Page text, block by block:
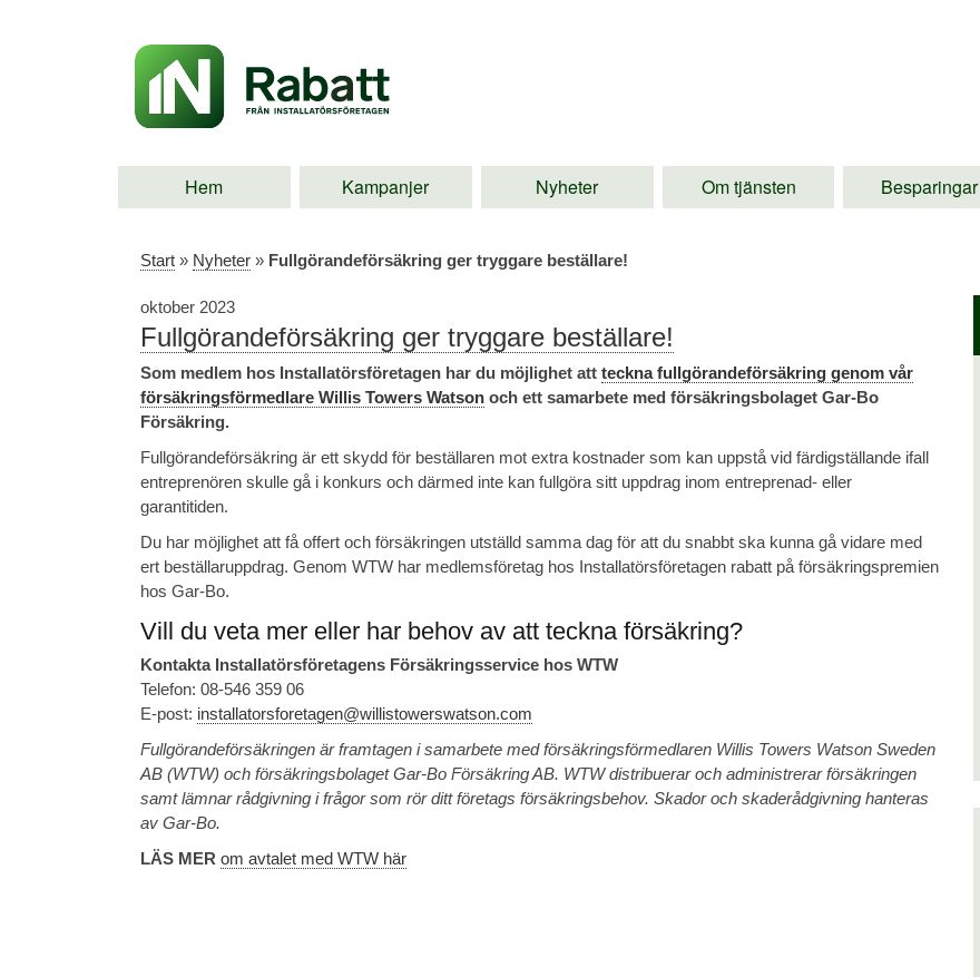
Hem Kampanjer Nyheter Om tjänsten Besparingar
Start » Nyheter » Fullgörandeförsäkring ger tryggare beställare!
oktober 2023
Fullgörandeförsäkring ger tryggare beställare!
Som medlem hos Installatörsföretagen har du möjlighet att teckna fullgörandeförsäkring genom vår
försäkringsförmedlare Willis Towers Watson och ett samarbete med försäkringsbolaget Gar-Bo
Försäkring.
Fullgörandeförsäkring är ett skydd för beställaren mot extra kostnader som kan uppstå vid färdigställande ifall
entreprenören skulle gå i konkurs och därmed inte kan fullgöra sitt uppdrag inom entreprenad- eller
garantitiden.
Du har möjlighet att få offert och försäkringen utställd samma dag för att du snabbt ska kunna gå vidare med
ert beställaruppdrag. Genom WTW har medlemsföretag hos Installatörsföretagen rabatt på försäkringspremien
hos Gar-Bo.
Vill du veta mer eller har behov av att teckna försäkring?
Kontakta Installatörsföretagens Försäkringsservice hos WTW
Telefon: 08-546 359 06
E-post: installatorsforetagen@willistowerswatson.com
Fullgörandeförsäkringen är framtagen i samarbete med försäkringsförmedlaren Willis Towers Watson Sweden
AB (WTW) och försäkringsbolaget Gar-Bo Försäkring AB. WTW distribuerar och administrerar försäkringen
samt lämnar rådgivning i frågor som rör ditt företags försäkringsbehov. Skador och skaderådgivning hanteras
av Gar-Bo.
LÄS MER om avtalet med WTW här